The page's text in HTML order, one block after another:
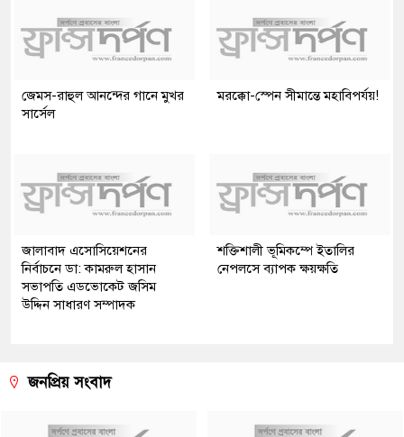
জেমস-রাহুল আনন্দের গানে মুখর
সার্সেল
মরক্কো-স্পেন সীমান্তে মহাবিপর্যয়!
জালাবাদ এসোসিয়েশনের
নির্বাচনে ডা: কামরুল হাসান
সভাপতি এডভোকেট জসিম
উদ্দিন সাধারণ সম্পাদক
শক্তিশালী ভূমিকম্পে ইতালির
নেপলসে ব্যাপক ক্ষয়ক্ষতি
জনপ্রিয় সংবাদ